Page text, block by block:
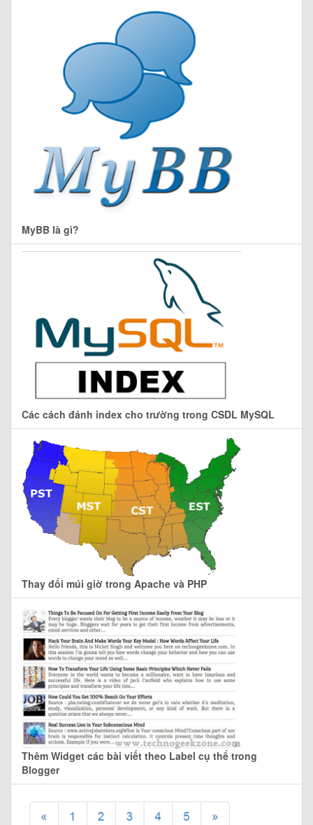
MyBB là gì?
Các cách đánh index cho trường trong CSDL MySQL
Thay đổi múi giờ trong Apache và PHP
Thêm Widget các bài viết theo Label cụ thể trong
Blogger